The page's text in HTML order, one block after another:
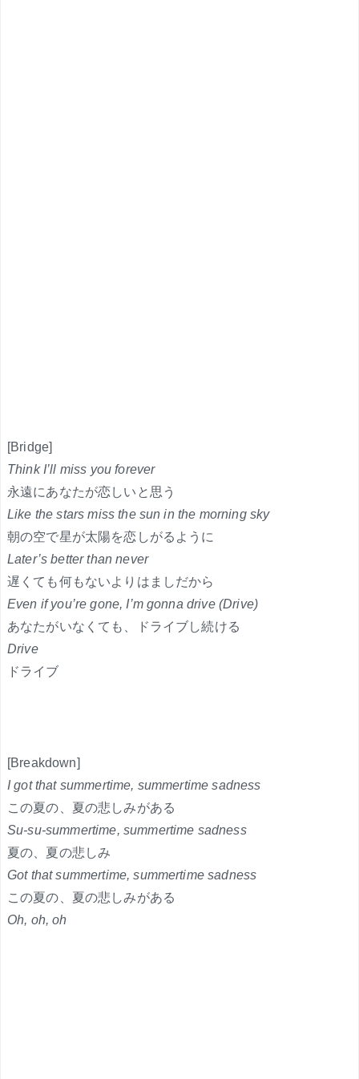
[Bridge]
Think I’ll miss you forever
永遠にあなたが恋しいと思う
Like the stars miss the sun in the morning sky
朝の空で星が太陽を恋しがるように
Later’s better than never
遅くても何もないよりはましだから
Even if you’re gone, I’m gonna drive (Drive)
あなたがいなくても、ドライブし続ける
Drive
ドライブ
[Breakdown]
I got that summertime, summertime sadness
この夏の、夏の悲しみがある
Su-su-summertime, summertime sadness
夏の、夏の悲しみ
Got that summertime, summertime sadness
この夏の、夏の悲しみがある
Oh, oh, oh